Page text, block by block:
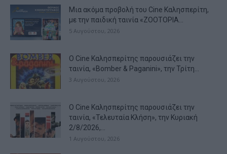
Μια ακόμα προβολή του Cine Καλησπερίτη,
με την παιδική ταινία «ZOOTOPIA...
5 Αυγούστου, 2026
Ο Cine Καλησπερίτης παρουσιάζει την
ταινία, «Bomber & Paganini», την Τρίτη...
3 Αυγούστου, 2026
Ο Cine Καλησπερίτης παρουσιάζει την
ταινία, «Τελευταία Κλήση», την Κυριακή
2/8/2026,...
1 Αυγούστου, 2026